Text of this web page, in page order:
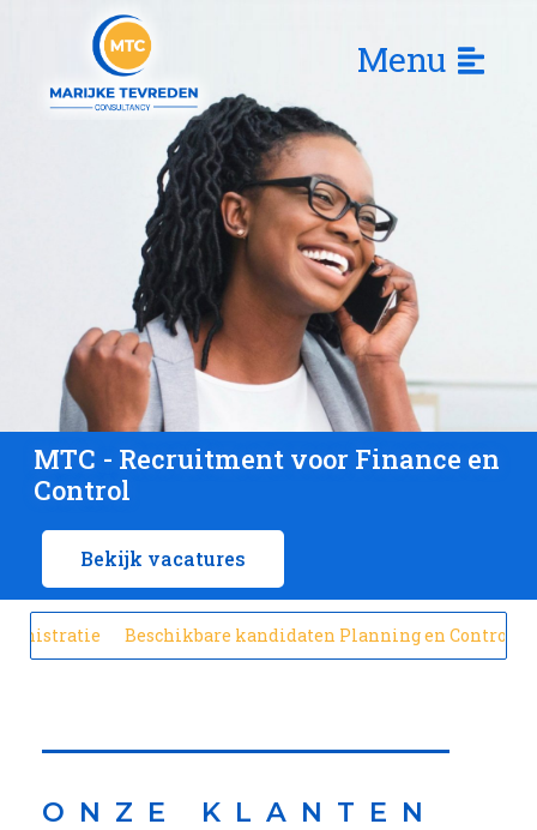
Menu
MTC - Recruitment voor Finance en
Control
Bekijk vacatures
Beschikbare kandidaten Planning en Control
ONZE KLANTEN